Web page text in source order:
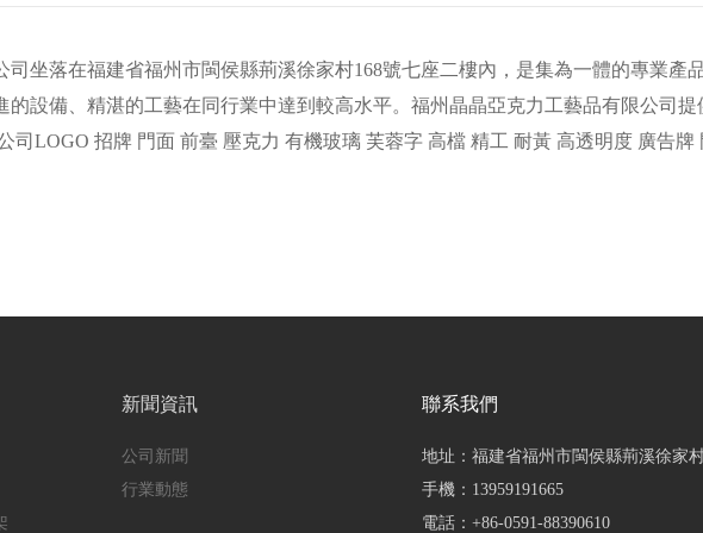
落在福建省福州市閩侯縣荊溪徐家村168號七座二樓內，是集為一體的專業產
的設備、精湛的工藝在同行業中達到較高水平。福州晶晶亞克力工藝品有限公司
司LOGO 招牌 門面 前臺 壓克力 有機玻璃 芙蓉字 高檔 精工 耐黃 高透明度 廣告
新聞資訊
公司新聞
行業動態
聯系我們
地址：福建省福州市閩侯縣荊溪徐家
手機： 13959191665
電話： +86-0591-88390610